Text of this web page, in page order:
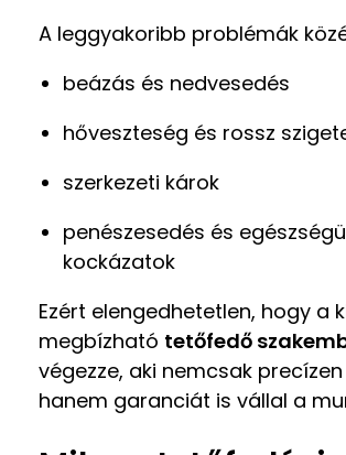
A leggyakoribb problémák
beázás és nedvesedés
hőveszteség és rossz
szerkezeti károk
penészesedés és
kockázatok
Ezért elengedhetetlen, hogy a
megbízható tetőfedő
végezze, aki nemcsak
hanem garanciát is vállal a